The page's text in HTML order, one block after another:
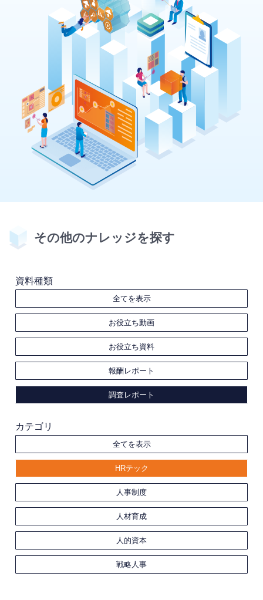
その他のナレッジを探す
資料種類
全てを表示
お役立ち動画
お役立ち資料
報酬レポート
調査レポート
カテゴリ
全てを表示
HRテック
人事制度
人材育成
人的資本
戦略人事